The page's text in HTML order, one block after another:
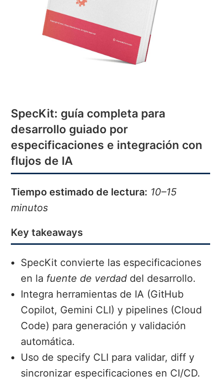
SpecKit: guía completa para
desarrollo guiado por
especificaciones e integración con
flujos de IA
Tiempo estimado de lectura: 10–15
minutos
Key takeaways
SpecKit convierte las especificaciones
en la fuente de verdad del desarrollo.
Integra herramientas de IA (GitHub
Copilot, Gemini CLI) y pipelines (Cloud
Code) para generación y validación
automática.
Uso de specify CLI para validar, diff y
sincronizar especificaciones en CI/CD.